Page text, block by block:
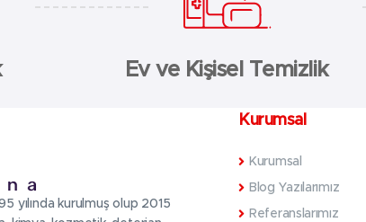
Ev ve Kişisel Temizlik
yılında kurulmuş olup 2015
Kurumsal
Kurumsal
Blog Yazılarımız
Referanslarımız